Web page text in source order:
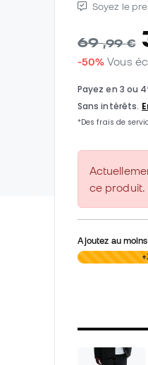
Soyez le
69,99 €
-50% Vous
ce produit.
Ajoutez au
0,00 €